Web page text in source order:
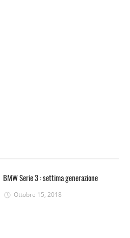
BMW Serie 3 : settima generazione
Ottobre 15, 2018